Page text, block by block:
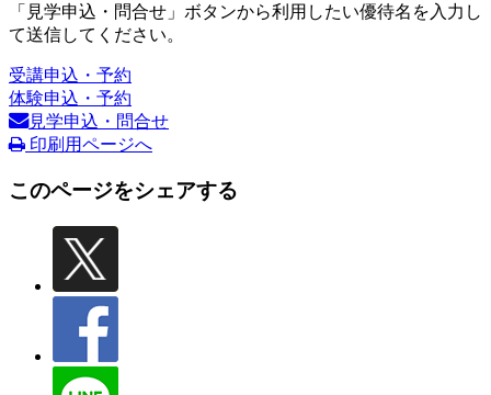
「見学申込・問合せ」ボタンから利用したい優待名を入力し
て送信してください。
受講申込・予約
体験申込・予約
見学申込・問合せ
印刷用ページへ
このページをシェアする